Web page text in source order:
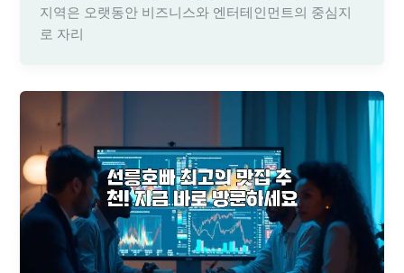
지역은 오랫동안 비즈니스와 엔터테인먼트의 중심지
로 자리